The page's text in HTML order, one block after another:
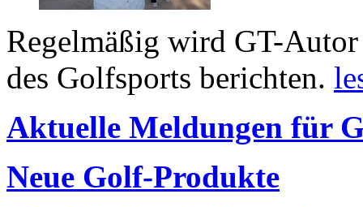
Regelmäßig wird GT-
des Golfsports berichten.
Aktuelle Meldungen für
Neue Golf-Produkte